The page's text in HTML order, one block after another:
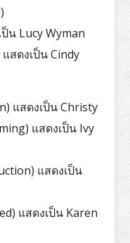
น Lucy Wyman
สดงเป็น Cindy
แสดงเป็น Christy
แสดงเป็น Ivy
แสดงเป็น
แสดงเป็น Karen